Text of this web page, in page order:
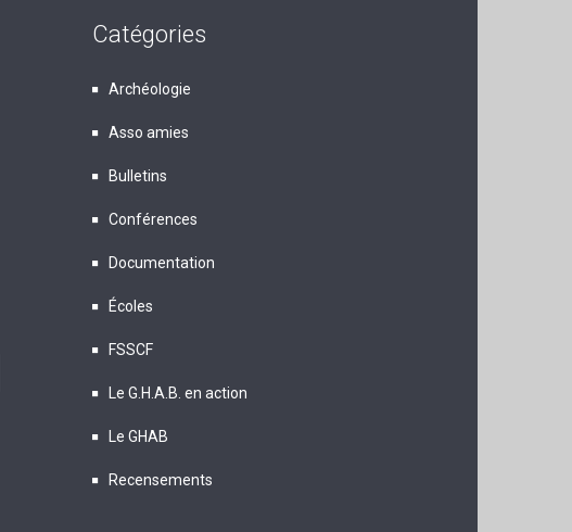
Catégories
Archéologie
Asso amies
Bulletins
Conférences
Documentation
Écoles
FSSCF
Le G.H.A.B. en action
Le GHAB
Recensements